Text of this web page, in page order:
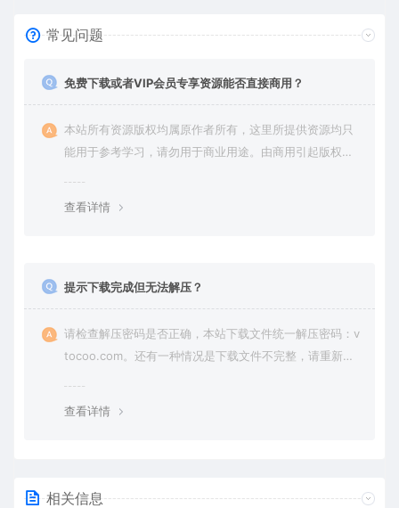
常见问题
免费下载或者VIP会员专享资源能否直接商用？
本站所有资源版权均属原作者所有，这里所提供资源均只
能用于参考学习，请勿用于商业用途。由商用引起版权纠
查看详情
提示下载完成但无法解压？
请检查解压密码是否正确，本站下载文件统一解压密码：v
tocoo.com。还有一种情况是下载文件不完整，请重新下
查看详情
相关信息